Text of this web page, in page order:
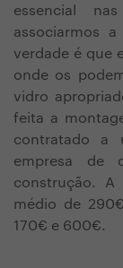
essencial
associarmos
verdade é que
onde os
vidro
feita a
contratado a
empresa de
construção.
médio de
170€ e 600€.